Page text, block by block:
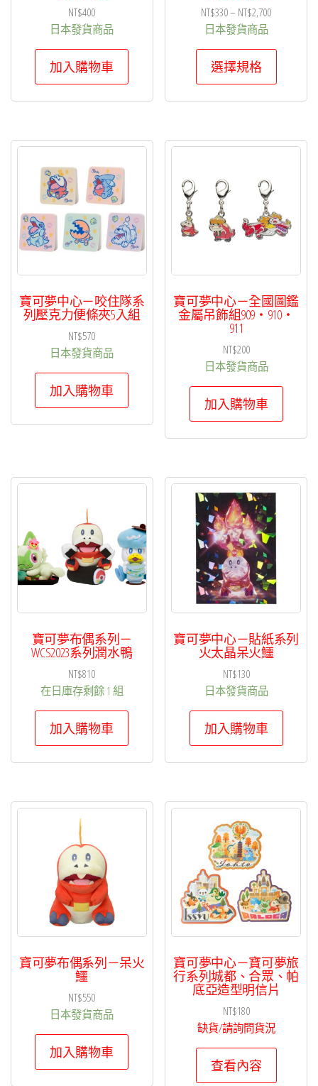
NT$400
日本發貨商品
加入購物車
NT$330– NT$2,700價
範
NT$330
日本發貨商品
選擇規格
此
可
在
品
頁
面
項
寶可夢中心－咬住隊系
列壓克力便條夾5入組
NT$570
日本發貨商品
加入購物車
寶可夢中心－全國圖鑑
金屬吊飾組909・910・
911
NT$200
日本發貨商品
加入購物車
寶可夢布偶系列－
WCS2023系列潤水鴨
NT$810
在日庫存剩餘 1 組
加入購物車
寶可夢中心－貼紙系列
火太晶呆火鱷
NT$130
日本發貨商品
加入購物車
寶可夢布偶系列－呆火
鱷
NT$550
日本發貨商品
加入購物車
寶可夢中心－寶可夢旅
行系列城都、合眾、帕
底亞造型明信片
NT$180
缺貨/請詢問貨況
查看內容